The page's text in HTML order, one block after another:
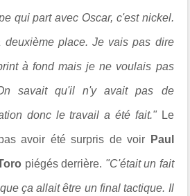
qui part avec Oscar, c'est nickel.
deuxième place. Je vais pas dire
à fond mais je ne voulais pas
savait qu'il n'y avait pas de
donc le travail a été fait."Le
avoir été surpris de voir Paul
piégés derrière. "C'était un fait
ça allait être un final tactique. Il